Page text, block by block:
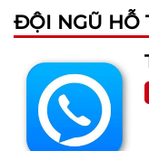
Cổng Tự Động Âm
ĐỘI NGŨ HỖ